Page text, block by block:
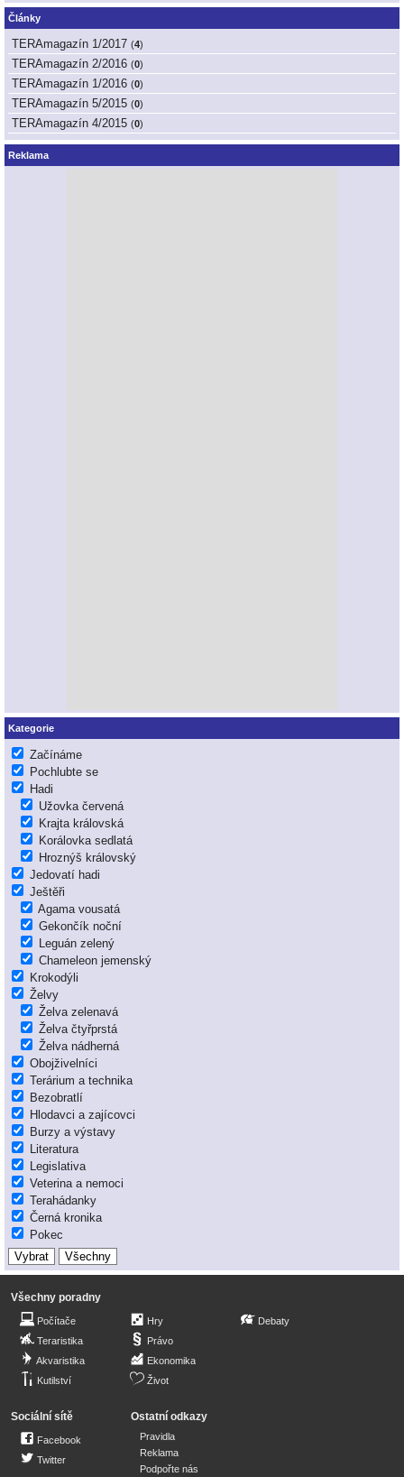
Články
TERAmagazín 1/2017 (4)
TERAmagazín 2/2016 (0)
TERAmagazín 1/2016 (0)
TERAmagazín 5/2015 (0)
TERAmagazín 4/2015 (0)
Reklama
Kategorie
Začínáme
Pochlubte se
Hadi
Užovka červená
Krajta královská
Korálovka sedlatá
Hroznýš královský
Jedovatí hadi
Ještěři
Agama vousatá
Gekončík noční
Leguán zelený
Chameleon jemenský
Krokodýli
Želvy
Želva zelenavá
Želva čtyřprstá
Želva nádherná
Obojživelníci
Terárium a technika
Bezobratlí
Hlodavci a zajícovci
Burzy a výstavy
Literatura
Legislativa
Veterina a nemoci
Terahádanky
Černá kronika
Pokec
Všechny poradny
Počítače
Teraristika
Akvaristika
Kutilství
Hry
Právo
Ekonomika
Život
Debaty
Sociální sítě
Facebook
Twitter
Ostatní odkazy
Pravidla
Reklama
Podpořte nás